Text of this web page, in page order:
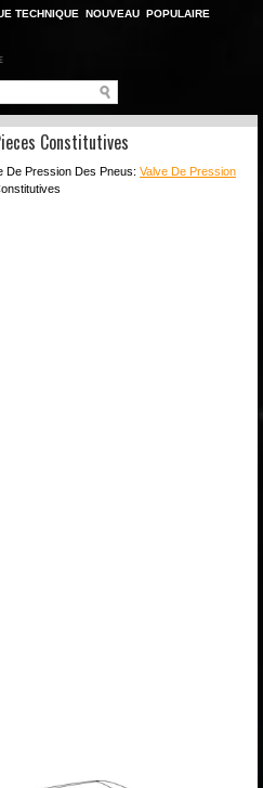
TECHNIQUE NOUVEAU POPULAIRE
Constitutives
De Pression Des Pneus: Valve De Pression